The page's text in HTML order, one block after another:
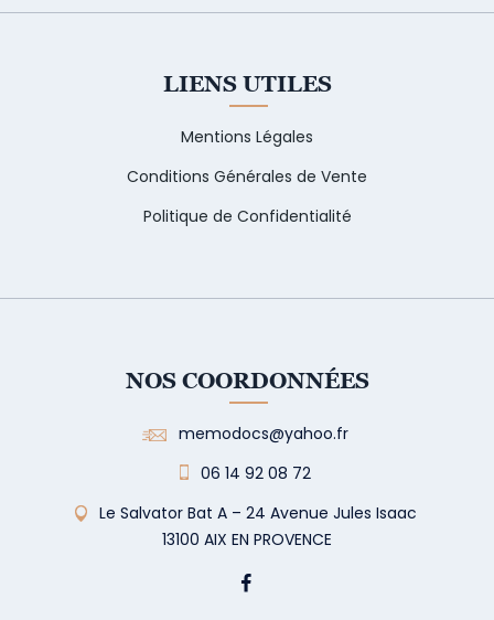
LIENS UTILES
Mentions Légales
Conditions Générales de Vente
Politique de Confidentialité
NOS COORDONNÉES
memodocs@yahoo.fr
06 14 92 08 72
Le Salvator Bat A – 24 Avenue Jules Isaac
13100 AIX EN PROVENCE